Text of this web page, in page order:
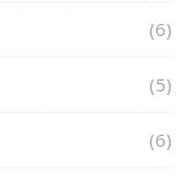
(6)
(5)
(6)